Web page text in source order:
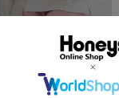
サンリオキャラクターズ
／ルームウェア（上下セ